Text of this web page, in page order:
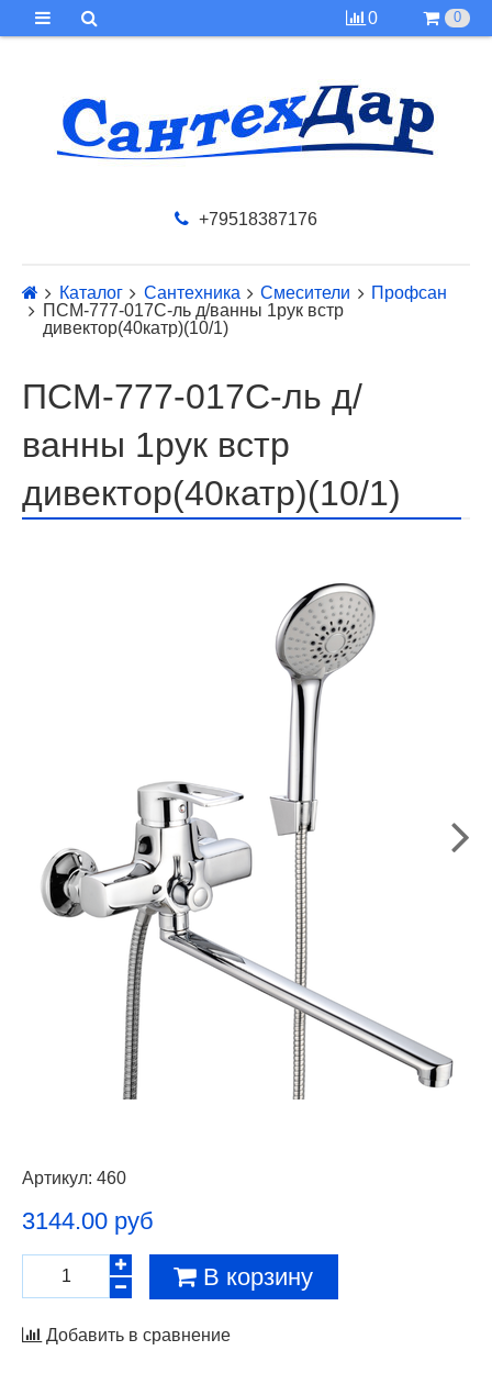
0 0
+79518387176
Каталог Сантехника Смесители
Профсан
ПСМ-777-017С-ль д/ванны 1рук встр
дивектор(40катр)(10/1)
ПСМ-777-017С-ль д/
ванны 1рук встр
дивектор(40катр)(10/1)
Артикул: 460
3144.00 руб
В корзину
Добавить в сравнение